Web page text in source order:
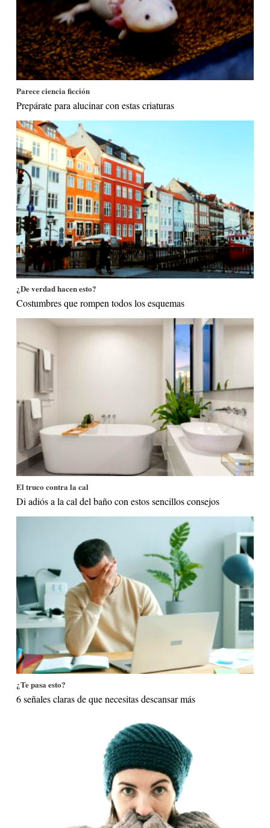
Parece ciencia ficción
Prepárate para alucinar con estas criaturas
¿De verdad hacen esto?
Costumbres que rompen todos los esquemas
El truco contra la cal
Di adiós a la cal del baño con estos sencillos consejos
¿Te pasa esto?
6 señales claras de que necesitas descansar más